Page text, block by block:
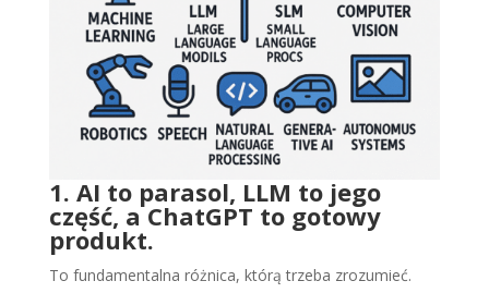
1. AI to parasol, LLM to jego
część, a ChatGPT to gotowy
produkt.
To fundamentalna różnica, którą trzeba zrozumieć.